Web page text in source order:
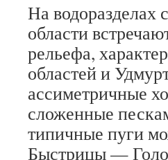
На водоразделах
области
рельефа,
областей и
ассиметричные
сложенные
типичные пуги
Быстрицы —